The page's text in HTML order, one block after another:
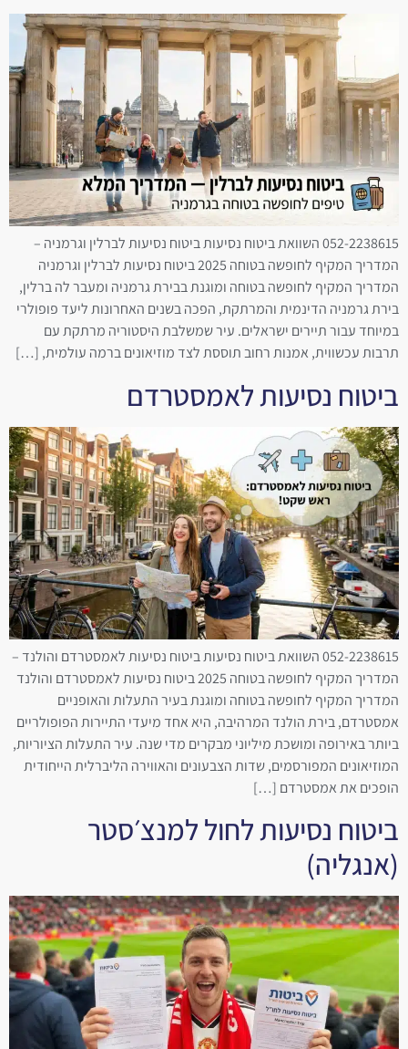
052-2238615 השוואת ביטוח נסיעות ביטוח נסיעות לברלין וגרמניה –
המדריך המקיף לחופשה בטוחה 2025 ביטוח נסיעות לברלין וגרמניה
המדריך המקיף לחופשה בטוחה ומוגנת בבירת גרמניה ומעבר לה ברלין,
בירת גרמניה הדינמית והמרתקת, הפכה בשנים האחרונות ליעד פופולרי
במיוחד עבור תיירים ישראלים. עיר שמשלבת היסטוריה מרתקת עם
תרבות עכשווית, אמנות רחוב תוססת לצד מוזיאונים ברמה עולמית, […]
ביטוח נסיעות לאמסטרדם
052-2238615 השוואת ביטוח נסיעות ביטוח נסיעות לאמסטרדם והולנד –
המדריך המקיף לחופשה בטוחה 2025 ביטוח נסיעות לאמסטרדם והולנד
המדריך המקיף לחופשה בטוחה ומוגנת בעיר התעלות והאופניים
אמסטרדם, בירת הולנד המרהיבה, היא אחד מיעדי התיירות הפופולריים
ביותר באירופה ומושכת מיליוני מבקרים מדי שנה. עיר התעלות הציוריות,
המוזיאונים המפורסמים, שדות הצבעונים והאווירה הליברלית הייחודית
הופכים את אמסטרדם […]
ביטוח נסיעות לחול למנצ׳סטר
(אנגליה)